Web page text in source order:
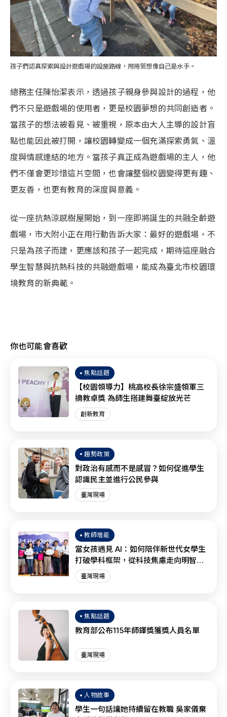
孩子們認真探索與設計遊戲場的設施路線，用捲筒想像自己是水手。
總務主任陳怡潔表示，透過孩子親身參與設計的過程，他
們不只是遊戲場的使用者，更是校園夢想的共同創造者。
當孩子的想法被看見、被重視，原本由大人主導的設計盲
點也能因此被打開，讓校園轉變成一個充滿探索勇氣、溫
度與情感連結的地方。當孩子真正成為遊戲場的主人，他
們不僅會更珍惜這片空間，也會讓整個校園變得更有趣、
更友善，也更有教育的深度與意義。
從一座抗熱涼感樹屋開始，到一座即將誕生的共融全齡遊
戲場，市大附小正在用行動告訴大家：最好的遊戲場，不
只是為孩子而建，更應該和孩子一起完成，期待這座融合
學生智慧與抗熱科技的共融遊戲場，能成為臺北市校園環
境教育的新典範。
你也可能會喜歡
焦點話題
【校園領導力】桃高校長徐宗盛領軍三
摘教卓獎 為師生搭建舞臺綻放光芒
創新教育
趨勢政策
對政治有感而不是感冒？如何促進學生
認識民主並進行公民參與
臺灣現場
教師增能
當女孩遇見 AI：如何陪伴新世代女學生
打破學科框架，從科技焦慮走向明智協
作？
臺灣現場
焦點話題
教育部公布115年師鐸獎獲獎人員名單
臺灣現場
人物故事
學生一句話讓她持續留在教職 吳家儀棄